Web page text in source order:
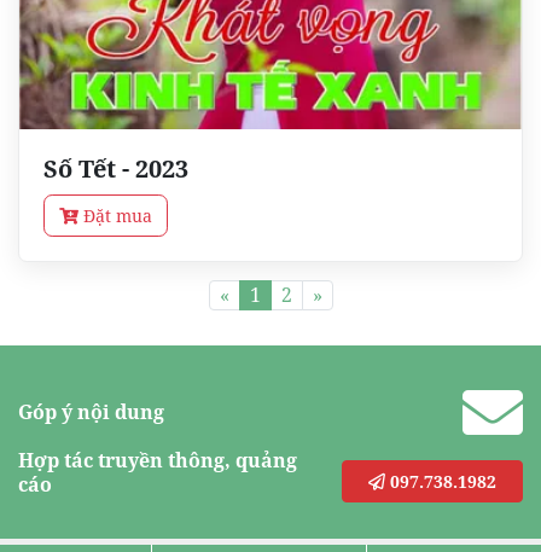
Số Tết - 2023
Đặt mua
« 1 2 »
Góp ý nội dung
Hợp tác truyền thông, quảng
cáo
097.738.1982